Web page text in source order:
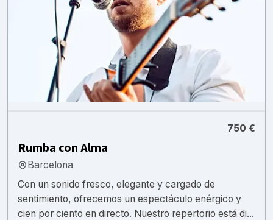
750 €
Rumba con Alma
Barcelona
Con un sonido fresco, elegante y cargado de
sentimiento, ofrecemos un espectáculo enérgico y
cien por ciento en directo. Nuestro repertorio está di...